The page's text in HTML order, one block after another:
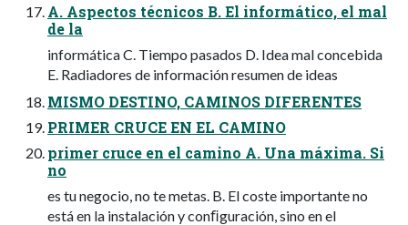
A. Aspectos técnicos B. El informático, el mal
de la
informática C. Tiempo pasados D. Idea mal concebida
E. Radiadores de información resumen de ideas
MISMO DESTINO, CAMINOS DIFERENTES
PRIMER CRUCE EN EL CAMINO
primer cruce en el camino A. Una máxima. Si
no
es tu negocio, no te metas. B. El coste importante no
está en la instalación y conﬁguración, sino en el